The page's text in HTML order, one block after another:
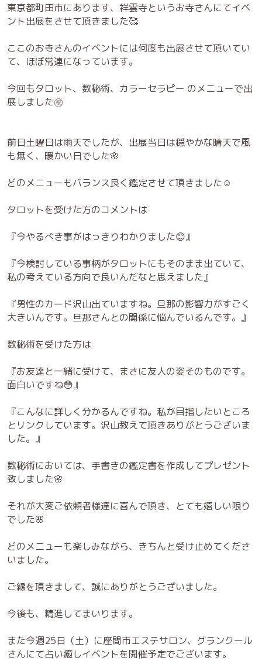
東京都町田市にあります、祥雲寺というお寺さんにてイベ
ント出展をさせて頂きました🥰
ここのお寺さんのイベントには何度も出展させて頂いてい
て、ほぼ常連になっています。
今回もタロット、数秘術、カラーセラピー のメニューで出
展しました㊗️
前日土曜日は雨天でしたが、出展当日は穏やかな晴天で風
も無く、暖かい日でした🌸
どのメニューもバランス良く鑑定させて頂きました☺️
タロットを受けた方のコメントは
『今やるべき事がはっきりわかりました😊』
『今検討している事柄がタロットにもそのまま出ていて、
私の考えている方向で良いんだなと思えました』
『男性のカード沢山出ていますね。旦那の影響力がすごく
大きいんです。旦那さんとの関係に悩んでいるんです。』
数秘術を受けた方は
『お友達と一緒に受けて、まさに友人の姿そのものです。
面白いですね😳』
『こんなに詳しく分かるんですね。私が目指したいところ
とリンクしています。沢山教えて頂きありがとうございま
した。』
数秘術においては、手書きの鑑定書を作成してプレゼント
致しました🌸
それが大変ご依頼者様達に喜んで頂き、とても嬉しい限り
でした🌸
どのメニューも楽しみながら、きちんと受け止めてくださ
いました。
ご縁を頂きまして、誠にありがとうございました。
今後も、精進してまいります。
また今週25日（土）に座間市エステサロン、グランクール
さんにて占い癒しイベントを開催予定でございます。